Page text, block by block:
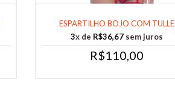
ESPARTILHO BOJO COM TULLE
TAMANHO G COR......
3x de R$36,67sem juros
R$110,00